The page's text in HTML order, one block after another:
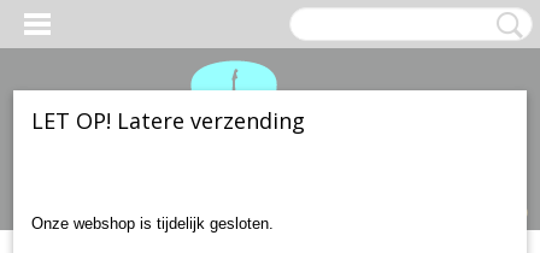
(0)
LET OP! Latere verzending
Onze webshop is tijdelijk gesloten.